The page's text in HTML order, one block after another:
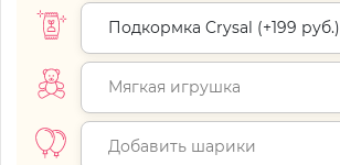
Подкормка Crysal (+199 руб.)
Мягкая игрушка
Добавить шарики